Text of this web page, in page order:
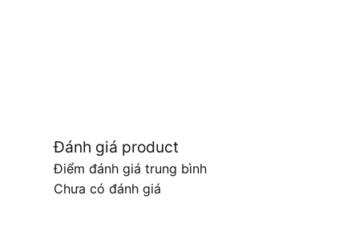
Đánh giá product
Điểm đánh giá trung bình
Chưa có đánh giá